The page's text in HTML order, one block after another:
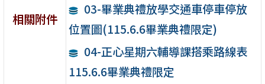
相關附件
03-畢業典禮放學交通車停車停放
位置圖(115.6.6畢業典禮限定)
04-正心星期六輔導課搭乘路線表
115.6.6畢業典禮限定